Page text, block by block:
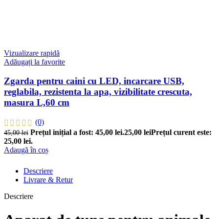
Vizualizare rapidă
Adăugați la favorite
Zgarda pentru caini cu LED, incarcare USB,
reglabila, rezistenta la apa, vizibilitate crescuta,
masura L,60 cm
(0)
45,00lei Prețul inițial a fost: 45,00 lei.25,00 leiPrețul curent este:
25,00 lei.
Adaugă în coș
Descriere
Livrare & Retur
Descriere